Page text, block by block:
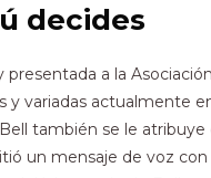
decides
a la
variadas actualmente
también se le
un mensaje de voz